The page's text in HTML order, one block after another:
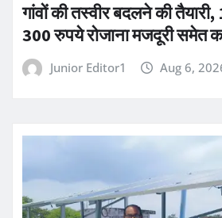
गांवों की तस्वीर बदलने की
300 रुपये रोजाना मजदूरी समेत
Junior Editor1 Aug 6,